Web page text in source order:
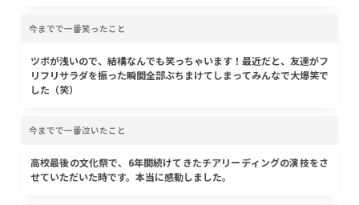
今までで一番笑ったこと
ツボが浅いので、結構なんでも笑っちゃいます！最近だと、友達がフ
リフリサラダを振った瞬間全部ぶちまけてしまってみんなで大爆笑で
した（笑）
今までで一番泣いたこと
高校最後の文化祭で、6年間続けてきたチアリーディングの演技をさ
せていただいた時です。本当に感動しました。